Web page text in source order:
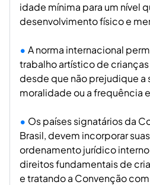
idade mínima para um nível
desenvolvimento físico e
A norma internacional
trabalho artístico de
desde que não prejudique a
moralidade ou a frequência
Os países signatários da
Brasil, devem incorporar
ordenamento jurídico
direitos fundamentais de
e tratando a Convenção